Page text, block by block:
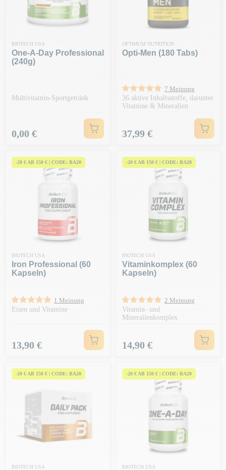
BIOTECH USA
One-A-Day Professional
(240g)
Multivitamin-Sportgetränk
Preis
0,00 €
OPTIMUM NUTRITION
Opti-Men (180 Tabs)
7 Meinung
36 aktive Inhaltsstoffe, darunter
Vitamine & Mineralien
Preis
37,99 €
-20 € AB 150 € | CODE: BA20
BIOTECH USA
Iron Professional (60
Kapseln)
1 Meinung
Eisen und Vitamine
Preis
13,90 €
-20 € AB 150 € | CODE: BA20
BIOTECH USA
Vitaminkomplex (60
Kapseln)
2 Meinung
Vitamin- und
Mineralienkomplex
Preis
14,90 €
-20 € AB 150 € | CODE: BA20
BIOTECH USA
-20 € AB 150 € | CODE: BA20
BIOTECH USA